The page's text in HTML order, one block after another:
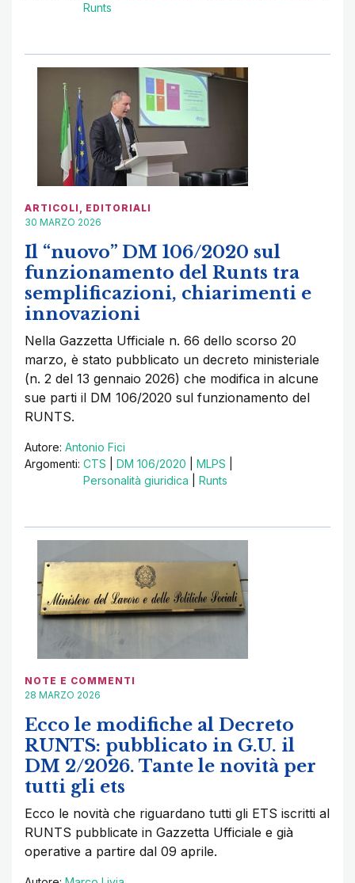
Runts
ARTICOLI , EDITORIALI
30 MARZO 2026
Il “nuovo” DM 106/2020 sul
funzionamento del Runts tra
semplificazioni, chiarimenti e
innovazioni
Nella Gazzetta Ufficiale n. 66 dello scorso 20
marzo, è stato pubblicato un decreto ministeriale
(n. 2 del 13 gennaio 2026) che modifica in alcune
sue parti il DM 106/2020 sul funzionamento del
RUNTS.
Autore: Antonio Fici
Argomenti: CTS DM 106/2020 MLPS
Personalità giuridica
Runts
NOTE E COMMENTI
28 MARZO 2026
Ecco le modifiche al Decreto
RUNTS: pubblicato in G.U. il
DM 2/2026. Tante le novità per
tutti gli ets
Ecco le novità che riguardano tutti gli ETS iscritti al
RUNTS pubblicate in Gazzetta Ufficiale e già
operative a partire dal 09 aprile.